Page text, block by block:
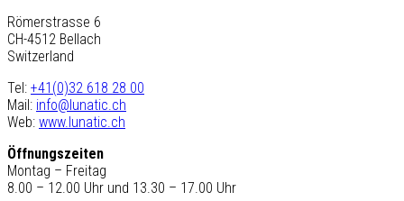
Römerstrasse 6
CH-4512 Bellach
Switzerland
Tel: +41(0)32 618 28 00
Mail: info@lunatic.ch
Web: www.lunatic.ch
Öffnungszeiten
Montag – Freitag
8.00 – 12.00 Uhr und 13.30 – 17.00 Uhr